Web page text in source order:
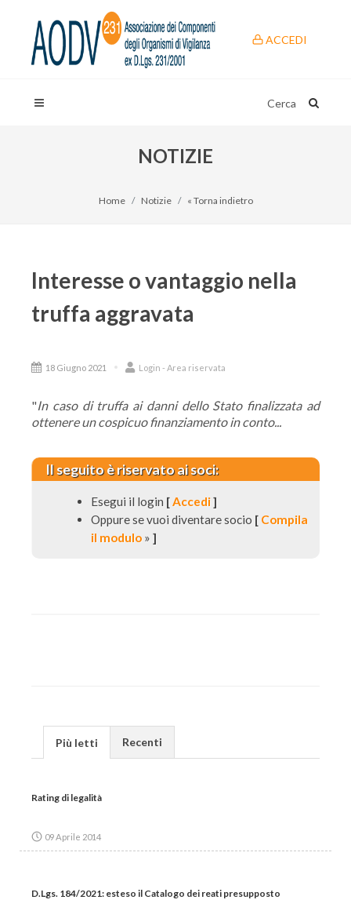
ACCEDI
Cerca
NOTIZIE
Home Notizie « Torna indietro
Interesse o vantaggio nella
truffa aggravata
18 Giugno 2021 Login - Area riservata
"In caso di truffa ai danni dello Stato finalizzata ad
ottenere un cospicuo finanziamento in conto...
Il seguito è riservato ai soci:
Esegui il login [Accedi]
Oppure se vuoi diventare socio [ Compila
il modulo » ]
Più letti Recenti
Rating di legalità
09 Aprile 2014
D.Lgs. 184/2021: esteso il Catalogo dei reati presupposto